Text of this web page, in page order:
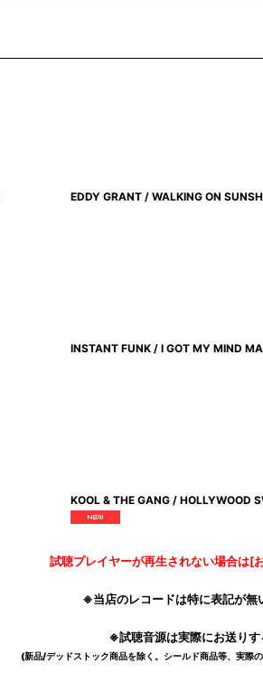
EDDY GRANT / WALKING ON
INSTANT FUNK / I GOT MY MIND
KOOL & THE GANG / HOLLYWOOD
試聴プレイヤーが再生されない場合は[
※当店のレコードは特に表記が
※試聴音源は実際にお送り
(新品/デッドストック商品を除く。シールド商品等、実際